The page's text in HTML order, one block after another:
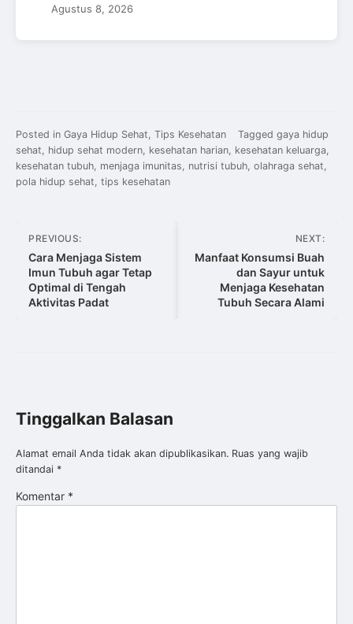
Agustus 8, 2026
Posted in Gaya Hidup Sehat, Tips Kesehatan Tagged gaya hidup
sehat, hidup sehat modern, kesehatan harian, kesehatan keluarga,
kesehatan tubuh, menjaga imunitas, nutrisi tubuh, olahraga sehat,
pola hidup sehat, tips kesehatan
Navigasi
pos
PREVIOUS:
Cara Menjaga Sistem
Imun Tubuh agar Tetap
Optimal di Tengah
Aktivitas Padat
NEXT:
Manfaat Konsumsi Buah
dan Sayur untuk
Menjaga Kesehatan
Tubuh Secara Alami
Tinggalkan Balasan
Alamat email Anda tidak akan dipublikasikan. Ruas yang wajib
ditandai *
Komentar *